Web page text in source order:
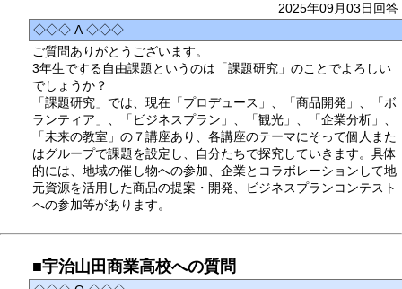
2025年09月03日回答
◇◇◇ A ◇◇◇
ご質問ありがとうございます。
3年生でする自由課題というのは「課題研究」のことでよろしい
でしょうか？
「課題研究」では、現在「プロデュース」、「商品開発」、「ボ
ランティア」、「ビジネスプラン」、「観光」、「企業分析」、
「未来の教室」の７講座あり、各講座のテーマにそって個人また
はグループで課題を設定し、自分たちで探究していきます。具体
的には、地域の催し物への参加、企業とコラボレーションして地
元資源を活用した商品の提案・開発、ビジネスプランコンテスト
への参加等があります。
■宇治山田商業高校への質問